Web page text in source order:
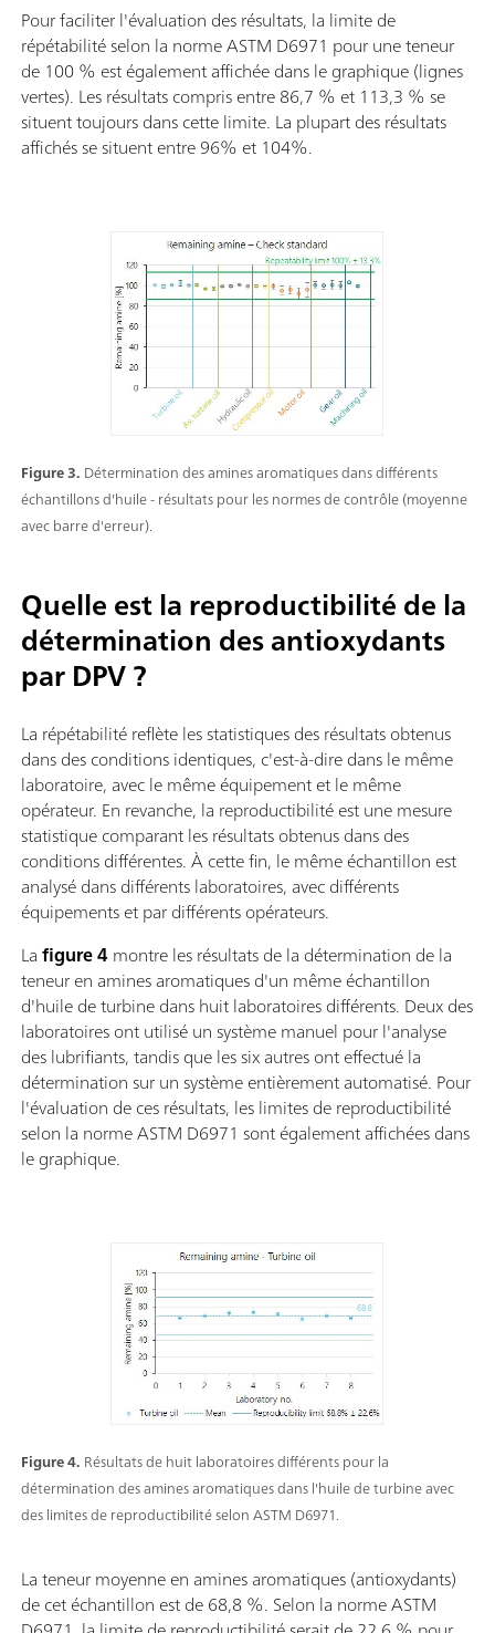
Pour faciliter l'évaluation des résultats, la limite de
répétabilité selon la norme ASTM D6971 pour une teneur
de 100 % est également affichée dans le graphique (lignes
vertes). Les résultats compris entre 86,7 % et 113,3 % se
situent toujours dans cette limite. La plupart des résultats
affichés se situent entre 96% et 104%.
Figure 3. Détermination des amines aromatiques dans différents
échantillons d'huile - résultats pour les normes de contrôle (moyenne
avec barre d'erreur).
Quelle est la reproductibilité de la
détermination des antioxydants
par DPV ?
La répétabilité reflète les statistiques des résultats obtenus
dans des conditions identiques, c'est-à-dire dans le même
laboratoire, avec le même équipement et le même
opérateur. En revanche, la reproductibilité est une mesure
statistique comparant les résultats obtenus dans des
conditions différentes. À cette fin, le même échantillon est
analysé dans différents laboratoires, avec différents
équipements et par différents opérateurs.
Lafigure 4montre les résultats de la détermination de la
teneur en amines aromatiques d'un même échantillon
d'huile de turbine dans huit laboratoires différents. Deux des
laboratoires ont utilisé un système manuel pour l'analyse
des lubrifiants, tandis que les six autres ont effectué la
détermination sur un système entièrement automatisé. Pour
l'évaluation de ces résultats, les limites de reproductibilité
selon la norme ASTM D6971 sont également affichées dans
le graphique.
Figure 4. Résultats de huit laboratoires différents pour la
détermination des amines aromatiques dans l'huile de turbine avec
des limites de reproductibilité selon ASTM D6971.
La teneur moyenne en amines aromatiques (antioxydants)
de cet échantillon est de 68,8 %. Selon la norme ASTM